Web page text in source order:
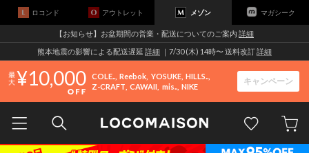
ロコンド アウトレット メゾン マガシーク
【お知らせ】お盆期間の営業・配送についてのご案内 詳細
熊本地震の影響による配送遅延 詳細 ｜7/30 (木) 14時〜 送料改訂詳細
10,000 COLE.. Reebok YOSUKE HILLS..
Z-CRAFT CAWAII mis.. NIKE
キャンペーン